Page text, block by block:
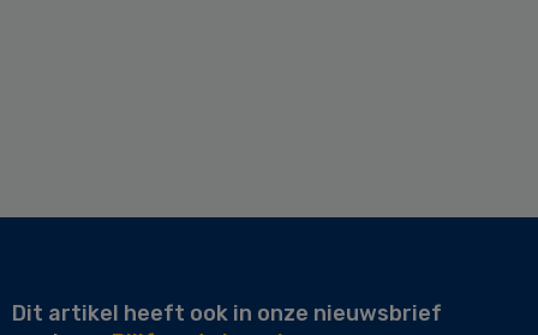
Dit artikel heeft ook in onze nieuwsbrief